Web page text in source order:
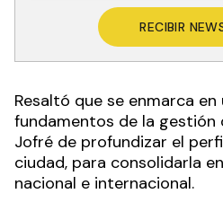
RECIBIR
Resaltó que se enmarca en
fundamentos de la
Jofré de profundizar el
ciudad, para consolidarla
nacional e internacional.